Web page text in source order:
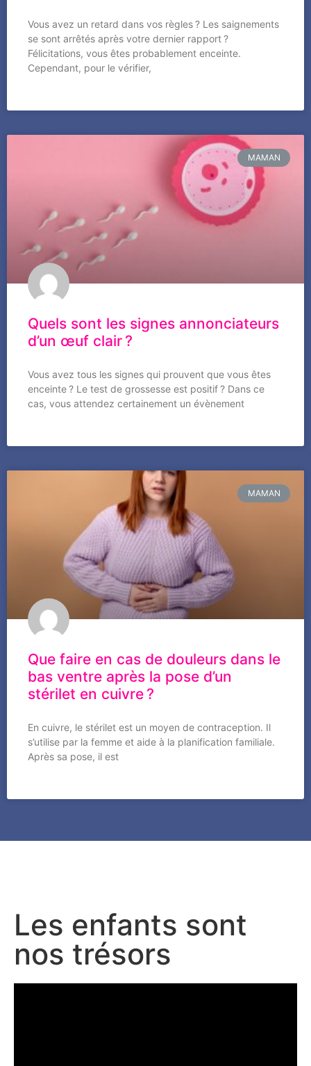
Vous avez un retard dans vos règles ? Les saignements
se sont arrêtés après votre dernier rapport ?
Félicitations, vous êtes probablement enceinte.
Cependant, pour le vérifier,
MAMAN
Quels sont les signes annonciateurs
d’un œuf clair ?
Vous avez tous les signes qui prouvent que vous êtes
enceinte ? Le test de grossesse est positif ? Dans ce
cas, vous attendez certainement un évènement
MAMAN
Que faire en cas de douleurs dans le
bas ventre après la pose d’un
stérilet en cuivre ?
En cuivre, le stérilet est un moyen de contraception. Il
s’utilise par la femme et aide à la planification familiale.
Après sa pose, il est
Les enfants sont
nos trésors